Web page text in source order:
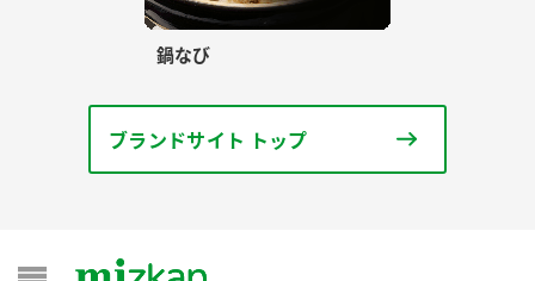
鍋なび
ブランドサイト トップ